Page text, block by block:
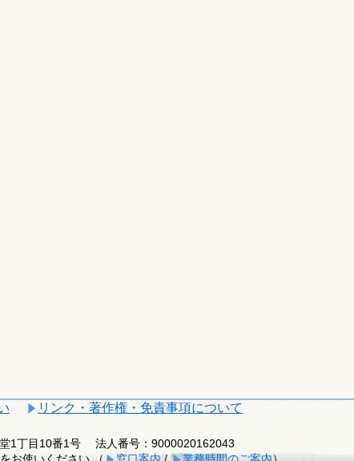
リンク・著作権・免責事項について
1丁目10番1号
法人番号：9000020162043